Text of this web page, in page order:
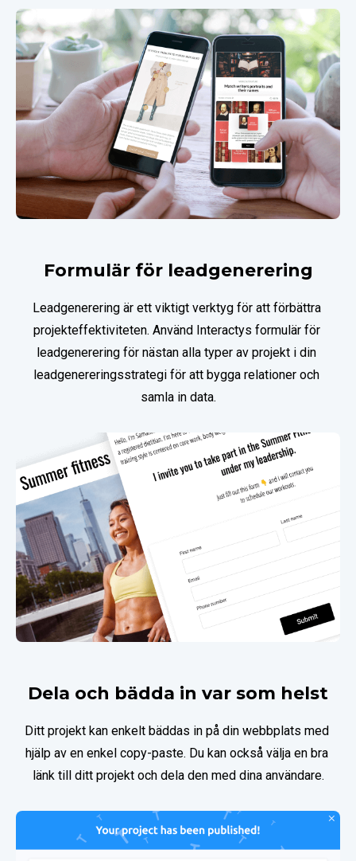
Formulär för leadgenerering
Leadgenerering är ett viktigt verktyg för att förbättra
projekteffektiviteten. Använd Interactys formulär för
leadgenerering för nästan alla typer av projekt i din
leadgenereringsstrategi för att bygga relationer och
samla in data.
Dela och bädda in var som helst
Ditt projekt kan enkelt bäddas in på din webbplats med
hjälp av en enkel copy-paste. Du kan också välja en bra
länk till ditt projekt och dela den med dina användare.